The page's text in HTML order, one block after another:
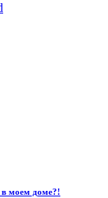
моем доме?!